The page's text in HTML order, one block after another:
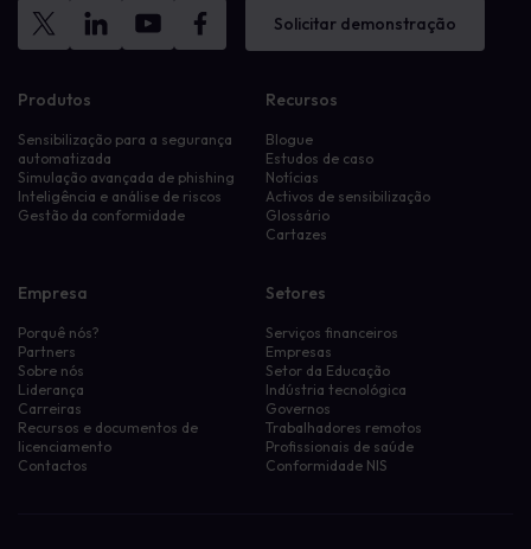
Solicitar demonstração
Produtos
Sensibilização para a segurança
automatizada
Simulação avançada de phishing
Inteligência e análise de riscos
Gestão da conformidade
Recursos
Blogue
Estudos de caso
Notícias
Activos de sensibilização
Glossário
Cartazes
Empresa
Porquê nós?
Partners
Sobre nós
Liderança
Carreiras
Recursos e documentos de
licenciamento
Contactos
Setores
Serviços financeiros
Empresas
Setor da Educação
Indústria tecnológica
Governos
Trabalhadores remotos
Profissionais de saúde
Conformidade NIS